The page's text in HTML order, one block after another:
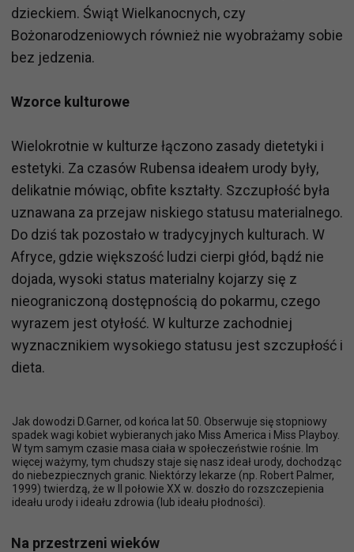
dzieckiem. Świąt Wielkanocnych, czy
Bożonarodzeniowych również nie wyobrażamy sobie
bez jedzenia.
Wzorce kulturowe
Wielokrotnie w kulturze łączono zasady dietetyki i
estetyki. Za czasów Rubensa ideałem urody były,
delikatnie mówiąc, obfite kształty. Szczupłość była
uznawana za przejaw niskiego statusu materialnego.
Do dziś tak pozostało w tradycyjnych kulturach. W
Afryce, gdzie większość ludzi cierpi głód, bądź nie
dojada, wysoki status materialny kojarzy się z
nieograniczoną dostępnością do pokarmu, czego
wyrazem jest otyłość. W kulturze zachodniej
wyznacznikiem wysokiego statusu jest szczupłość i
dieta.
Jak dowodzi D.Garner, od końca lat 50. Obserwuje się stopniowy
spadek wagi kobiet wybieranych jako Miss America i Miss Playboy.
W tym samym czasie masa ciała w społeczeństwie rośnie. Im
więcej ważymy, tym chudszy staje się nasz ideał urody, dochodząc
do niebezpiecznych granic. Niektórzy lekarze (np. Robert Palmer,
1999) twierdzą, że w II połowie XX w. doszło do rozszczepienia
ideału urody i ideału zdrowia (lub ideału płodności).
Na przestrzeni wieków